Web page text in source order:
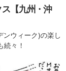
【九州・沖
ンウィーク)の楽し
々！